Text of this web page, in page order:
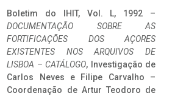
Boletim do IHIT, Vol. L, 1992 –
DOCUMENTAÇÃO SOBRE AS
FORTIFICAÇÕES DOS AÇORES
EXISTENTES NOS ARQUIVOS DE
LISBOA – CATÁLOGO, Investigação de
Carlos Neves e Filipe Carvalho –
Coordenação de Artur Teodoro de